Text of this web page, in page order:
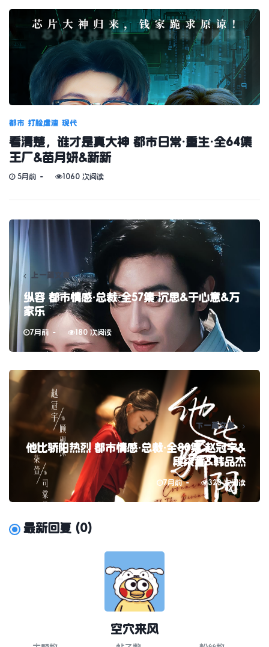
都市 打脸虐渣 现代
看清楚，谁才是真大神 都市日常·重生·全64集
王厂&苗月妍&新新
5月前 1060 次阅读
上一篇文章
纵容 都市情感·总裁·全57集 沉思&于心意&万
家乐
7月前 180 次阅读
下一篇文章
他比骄阳热烈 都市情感·总裁·全80集 赵冠宇&
段柒萱&韩品杰
7月前 320 次阅读
最新回复 (0)
空穴来风